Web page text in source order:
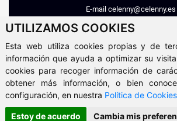
UTILIZAMOS COOKIES
Esta web utiliza cookies propias y de
información que ayuda a optimizar su
cookies para recoger información de
obtener más información, o bien
configuración, en nuestra Política de Cookies
Estoy de acuerdo Cambia mis
E-mail celenny@celenny.es
Aviso Legal-Política de Privacidad-Política de